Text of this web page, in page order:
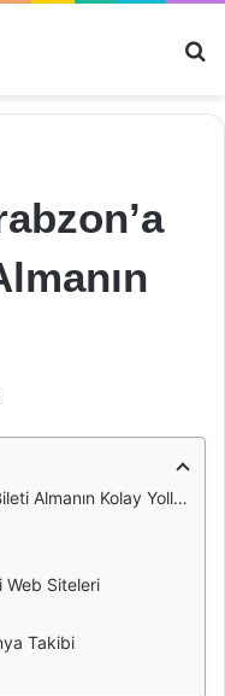
Almanın Kolay Yolları
Web Siteleri
Takibi